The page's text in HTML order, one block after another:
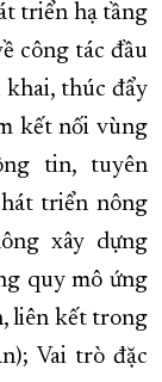
triển hạ tầng
công tác đầu
thúc đẩy
kết nối vùng
tin, tuyên
triển nông
xây dựng
quy mô ứng
liên kết trong
Vai trò đặc